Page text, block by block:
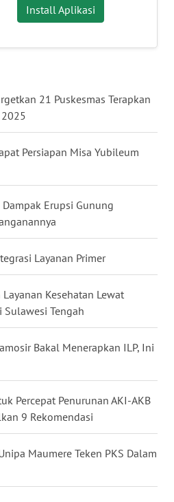
Install Aplikasi
21 Puskesmas Terapkan
Persiapan Misa Yubileum
Erupsi Gunung
Layanan Primer
Kesehatan Lewat
Sulawesi Tengah
Bakal Menerapkan ILP, Ini
Percepat Penurunan AKI-AKB
9 Rekomendasi
Maumere Teken PKS Dalam